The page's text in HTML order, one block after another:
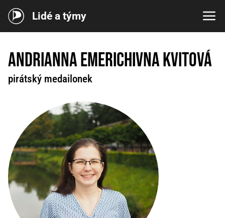
Lidé a týmy
Andrianna Emerichivna Kvitová
pirátský medailonek